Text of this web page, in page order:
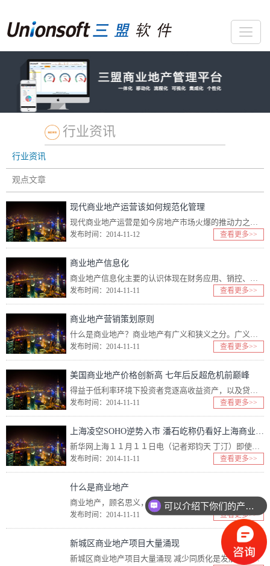
行业资讯
行业资讯
观点文章
现代商业地产运营该如何规范化管理
现代商业地产运营是如今房地产市场火爆的推动力之一，它也是众多商家成功的基础。如何能够在变化莫测的商业大潮中运营屹立不倒的商业项目，无一不是经过理性而严谨的规划而来的，商业地产的运营管理也就成了当...
发布时间：2014-11-12 查看更多>>
商业地产信息化
商业地产信息化主要的认识体现在财务应用、销控、以及工作流（OA） 财务系统在当下企业中应用比较普及，主要围绕着总账、固定资产、报表等环节。常见的有用友、金蝶等财务软...
发布时间：2014-11-11 查看更多>>
商业地产营销策划原则
什么是商业地产？商业地产有广义和狭义之分。广义商业地产指各种非生产性、非居住性物业，包括写字楼、酒店、公寓、会所、会议中心和商业服务业等经营性场所。狭义商业地产是专只用于商业服务也即经营用途的物业形式...
发布时间：2014-11-11 查看更多>>
美国商业地产价格创新高 七年后反超危机前巅峰
得益于低利率环境下投资者竞逐高收益资产，以及贷款机构激烈竞争推动商业贷款大增，美国商业房产价格时隔七年又创新高。2007年巅峰期后，美国商业房产价格大跌40%。如今不但全数回涨还略有反超，较20...
发布时间：2014-11-11 查看更多>>
上海凌空SOHO逆势入市 潘石屹称仍看好上海商业地产
新华网上海１１月１１日电（记者郑钧天 丁汀）即使商业地产面临供给过剩压力，ＳＯＨＯ中国旗下项目依然坚持逆势入市。日前，凌空ＳＯＨＯ在上海亮相，成为上海门户新地标之一。 记者在现场看到...
发布时间：2014-11-11 查看更多>>
什么是商业地产
发布时间：2014-11-11 查看更多>>
新城区商业地产项目大量涌现
新城区商业地产项目大量涌现 减少同质化是发展的首要原则 前一阵子，武林女装街的商铺一家接着一家关门。在互联网电商的冲击下，杭州主城区的传统商业业态正遭受极大挑战，而杭州周边的新城区正...